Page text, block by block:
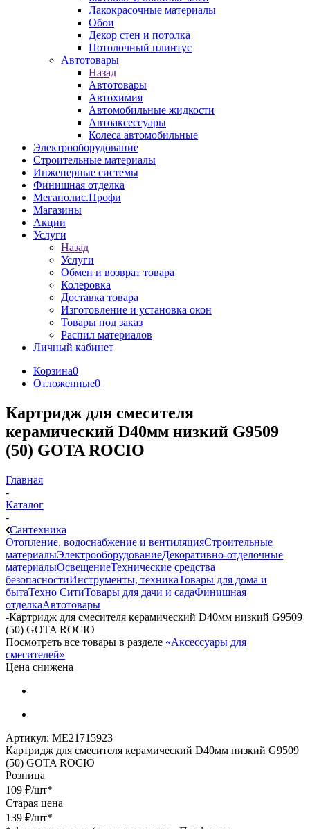
Лакокрасочные материалы
Обои
Декор стен и потолка
Потолочный плинтус
Автотовары
Назад
Автотовары
Автохимия
Автомобильные жидкости
Автоаксессуары
Колеса автомобильные
Электрооборудование
Строительные материалы
Инженерные системы
Финишная отделка
Мегаполис.Профи
Магазины
Акции
Услуги
Назад
Услуги
Обмен и возврат товара
Колеровка
Доставка товара
Изготовление и установка окон
Товары под заказ
Распил материалов
Личный кабинет
Корзина0
Отложенные0
Картридж для смесителя
керамический D40мм низкий G9509
(50) GOTA ROCIO
Главная
-
Каталог
-
Сантехника
Отопление, водоснабжение и вентиляцияСтроительные
материалыЭлектрооборудованиеДекоративно-отделочные
материалыОсвещениеТехнические средства
безопасностиИнструменты, техникаТовары для дома и
бытаТехно СитиТовары для дачи и садаФинишная
отделкаАвтотовары
-Картридж для смесителя керамический D40мм низкий G9509
(50) GOTA ROCIO
Посмотреть все товары в разделе «Аксессуары для
смесителей»
Цена снижена
Артикул: МЕ21715923
Картридж для смесителя керамический D40мм низкий G9509
(50) GOTA ROCIO
Розница
109 ₽/шт*
Старая цена
139 ₽/шт*